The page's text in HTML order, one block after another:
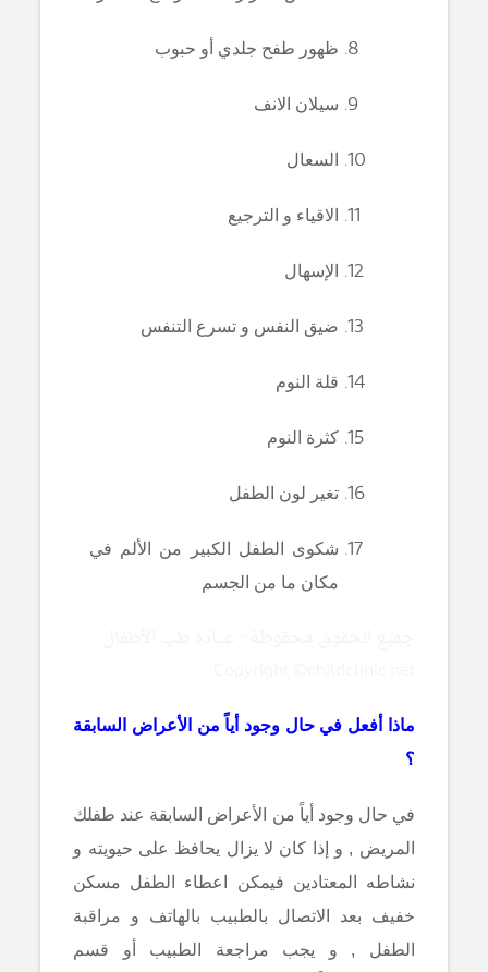
ظهور طفح جلدي أو حبوب
سيلان الانف
السعال
الاقياء و الترجيع
الإسهال
ضيق النفس و تسرع التنفس
قلة النوم
كثرة النوم
تغير لون الطفل
شكوى الطفل الكبير من الألم في
مكان ما من الجسم
ماذا أفعل في حال وجود أياً من الأعراض السابقة
؟
في حال وجود أياً من الأعراض السابقة عند طفلك
المريض , و إذا كان لا يزال يحافظ على حيويته و
نشاطه المعتادين فيمكن اعطاء الطفل مسكن
خفيف بعد الاتصال بالطبيب بالهاتف و مراقبة
الطفل , و يجب مراجعة الطبيب أو قسم